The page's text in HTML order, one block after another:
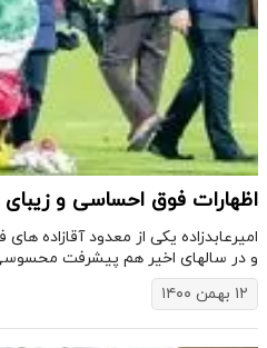
اظهارات فوق احساسی و زیبای
امیرعابدزاده یکی از معدود آقازاده
و در سالهای اخیر هم پیشرفت
۱۲ بهمن ۱۴۰۰